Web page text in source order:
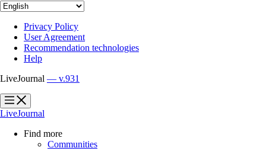
Privacy Policy
User Agreement
Recommendation technologies
Help
LiveJournal — v.931
?
?
LiveJournal
Find more
Communities